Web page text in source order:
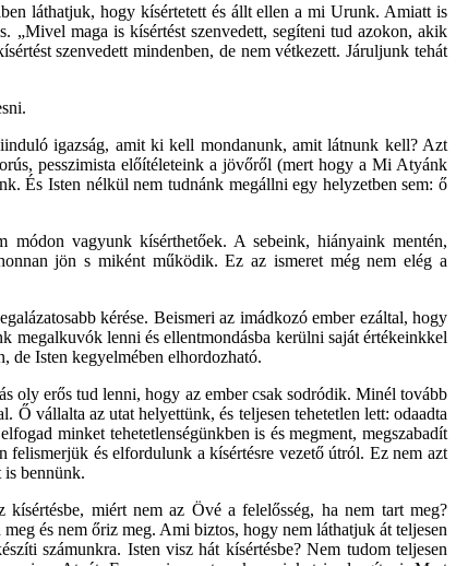
láthatjuk, hogy kísértetett és állt ellen a mi Urunk. Amiatt is
„Mivel maga is kísértést szenvedett, segíteni tud azokon, akik
szenvedett mindenben, de nem vétkezett. Járuljunk tehát
igazság, amit ki kell mondanunk, amit látnunk kell? Azt
pesszimista előítéleteink a jövőről (mert hogy a Mi Atyánk
És Isten nélkül nem tudnánk megállni egy helyzetben sem: ő
módon vagyunk kísérthetőek. A sebeink, hiányaink mentén,
jön s miként működik. Ez az ismeret még nem elég a
kérése. Beismeri az imádkozó ember ezáltal, hogy
lenni és ellentmondásba kerülni saját értékeinkkel
de Isten kegyelmében elhordozható.
oly erős tud lenni, hogy az ember csak sodródik. Minél tovább
Ő vállalta az utat helyettünk, és teljesen tehetetlen lett: odaadta
minket tehetetlenségünkben is és megment, megszabadít
és elfordulunk a kísértésre vezető útról. Ez nem azt
is bennünk.
miért nem az Övé a felelősség, ha nem tart meg?
és nem őriz meg. Ami biztos, hogy nem láthatjuk át teljesen
számunkra. Isten visz hát kísértésbe? Nem tudom teljesen